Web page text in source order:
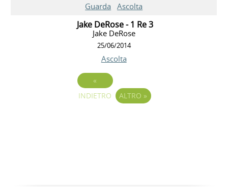
Guarda Ascolta
Jake DeRose - 1 Re 3
Jake DeRose
25/06/2014
Ascolta
«
INDIETRO
ALTRO »